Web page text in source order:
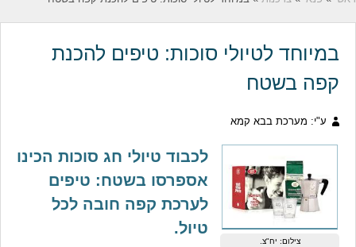
במיוחד לטיולי סוכות: טיפים להכנת
קפה בשטח
ע"י: מערכת בבא קמא
צילום: יח"צ.
לכבוד טיולי חג סוכות הכינו
אספרסו בשטח: טיפים
לערכת קפה חובה לכל
טיול.